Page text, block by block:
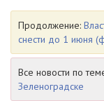
Продолжение:
снести до 1 июня
Все новости по
Зеленоградске